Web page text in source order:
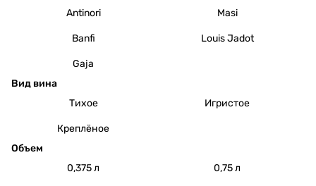
Antinori
Masi
Banfi Louis Jadot
Gaja
Вид вина
Тихое
Игристое
Креплёное
Объем
0,375 л
0,75 л